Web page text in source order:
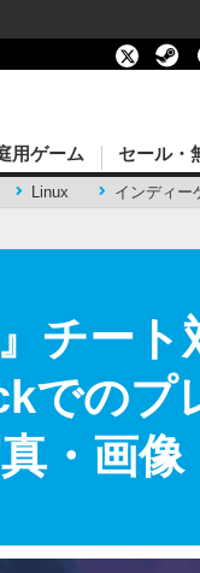
Linux インディー
用ゲーム セール・
チー
での
・画像